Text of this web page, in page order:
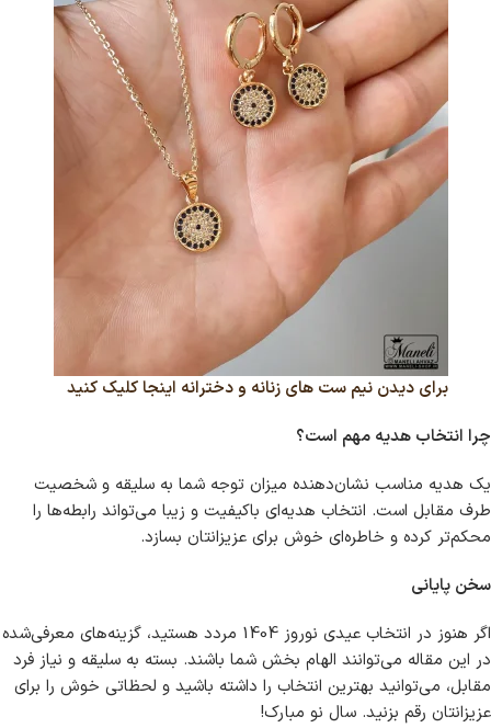
برای دیدن نیم ست های زنانه و دخترانه اینجا کلیک کنید
چرا انتخاب هدیه مهم است؟
یک هدیه مناسب نشان‌دهنده میزان توجه شما به سلیقه و شخصیت
طرف مقابل است. انتخاب هدیه‌ای باکیفیت و زیبا می‌تواند رابطه‌ها را
محکم‌تر کرده و خاطره‌ای خوش برای عزیزانتان بسازد.
سخن پایانی
اگر هنوز در انتخاب عیدی نوروز 1404 مردد هستید، گزینه‌های معرفی‌شده
در این مقاله می‌توانند الهام بخش شما باشند. بسته به سلیقه و نیاز فرد
مقابل، می‌توانید بهترین انتخاب را داشته باشید و لحظاتی خوش را برای
عزیزانتان رقم بزنید. سال نو مبارک!